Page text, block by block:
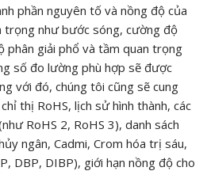
phần nguyên tố và nồng độ của
trọng như bước sóng, cường độ
phân giải phổ và tầm quan trọng
số đo lường phù hợp sẽ được
với đó, chúng tôi cũng sẽ cung
thị RoHS, lịch sử hình thành, các
RoHS 2, RoHS 3), danh sách
ngân, Cadmi, Crom hóa trị sáu,
DBP, DIBP), giới hạn nồng độ cho